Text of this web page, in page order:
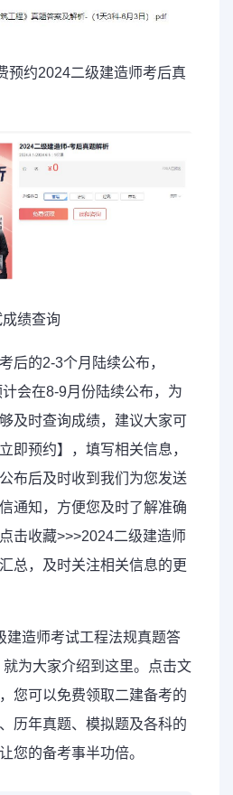
预约2024二级建造师考后真
绩查询
后的2-3个月陆续公布，
会在8-9月份陆续公布，为
及时查询成绩，建议大家可
即预约】，填写相关信息，
布后及时收到我们为您发送
通知，方便您及时了解准确
击收藏>>>2024二级建造师
总，及时关注相关信息的更
建造师考试工程法规真题答
就为大家介绍到这里。点击文
您可以免费领取二建备考的
历年真题、模拟题及各科的
您的备考事半功倍。